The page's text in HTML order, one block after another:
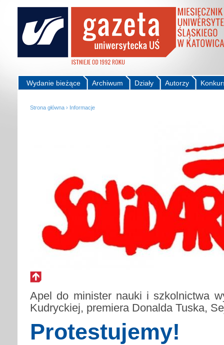
Autorzy
Działy
Archiwum
Wydanie bieżące
Strona główna › Informacje
Apel do minister nauki i szkolnictwa
Kudryckiej, premiera Donalda Tuska,
Protestujemy!